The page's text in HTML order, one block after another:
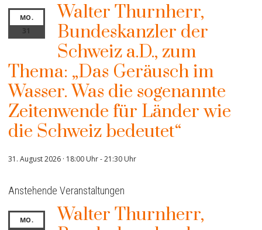
MO.
31
Walter Thurnherr,
Bundeskanzler der
Schweiz a.D., zum
Thema: „Das Geräusch im
Wasser. Was die sogenannte
Zeitenwende für Länder wie
die Schweiz bedeutet“
31. August 2026 · 18:00 Uhr-21:30 Uhr
Anstehende Veranstaltungen
MO.
Walter Thurnherr,